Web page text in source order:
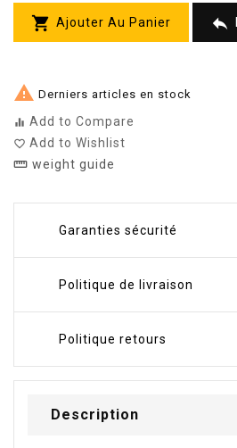
 Ajouter Au Panier 
 Derniers articles en stock
equalizer Add to Compare
favorite_border Add to Wishlist
straighten weight guide
Garanties sécurité
Politique de livraison
Politique retours
Description